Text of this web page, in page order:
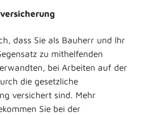
dass Sie als Bauherr und Ihr
zu mithelfenden
bei Arbeiten auf der
die gesetzliche
versichert sind. Mehr
Sie bei der